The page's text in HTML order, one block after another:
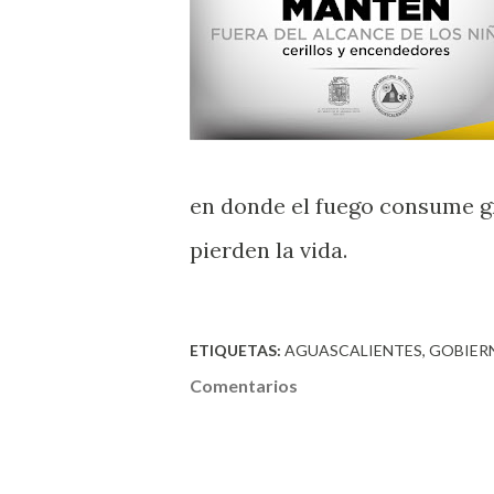
en donde el fuego consume
pierden la vida.
ETIQUETAS: AGUASCALIENTES
Comentarios